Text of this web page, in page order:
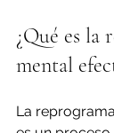
¿Qué es la
mental
La